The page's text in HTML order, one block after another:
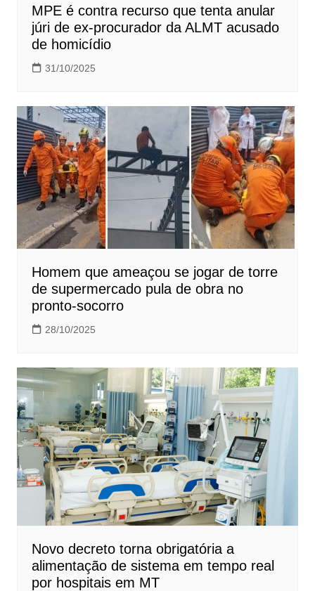
MPE é contra recurso que tenta anular
júri de ex-procurador da ALMT acusado
de homicídio
31/10/2025
Homem que ameaçou se jogar de torre
de supermercado pula de obra no
pronto-socorro
28/10/2025
Novo decreto torna obrigatória a
alimentação de sistema em tempo real
por hospitais em MT